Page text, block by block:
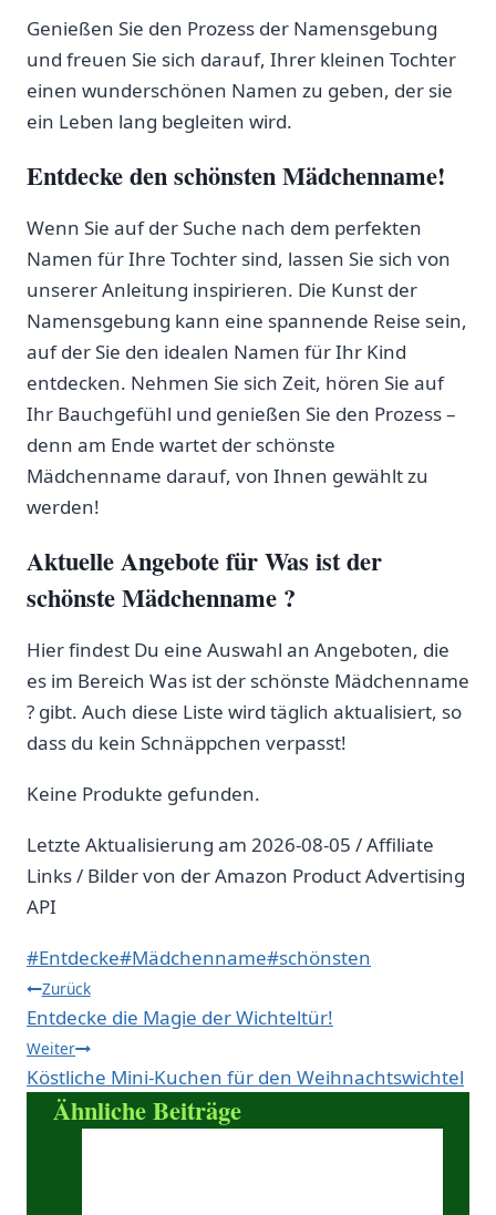
Genießen Sie den Prozess⁤ der Namensgebung
und⁢ freuen Sie sich darauf, ⁢Ihrer kleinen Tochter
einen⁣ wunderschönen Namen zu geben, der sie
ein⁤ Leben lang begleiten ⁣wird.
Entdecke den schönsten Mädchenname!
Wenn Sie auf der ⁤Suche nach dem perfekten
Namen für Ihre Tochter sind, lassen ⁢Sie sich von
unserer Anleitung inspirieren.​ Die Kunst der
Namensgebung kann eine spannende Reise sein,
auf der Sie ⁤den‌ idealen Namen für Ihr Kind
entdecken. Nehmen Sie sich Zeit, hören ⁣Sie auf
Ihr Bauchgefühl und genießen Sie den Prozess –
denn ‍am Ende wartet der ‍schönste
Mädchenname darauf,‌ von Ihnen​ gewählt zu
werden!
Aktuelle Angebote für Was ist der
schönste Mädchenname ?
Hier findest Du eine Auswahl an Angeboten, die
es im Bereich Was ist der schönste Mädchenname
? gibt. Auch diese Liste wird täglich aktualisiert, so
dass du kein Schnäppchen verpasst!
Keine Produkte gefunden.
Letzte Aktualisierung am 2026-08-05 / Affiliate
Links / Bilder von der Amazon Product Advertising
API
Schlagworte:
#Entdecke#Mädchenname#schönsten
Beitragsnavigation
Zurück
Entdecke die Magie der Wichteltür!
Weiter
Köstliche Mini-Kuchen für den Weihnachtswichtel
Ähnliche Beiträge